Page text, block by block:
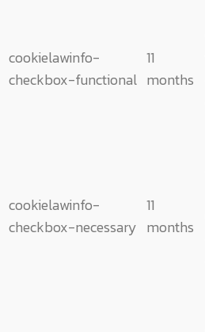
cookielawinfo-
checkbox-functional
11
months
cookielawinfo-
checkbox-necessary
11
months